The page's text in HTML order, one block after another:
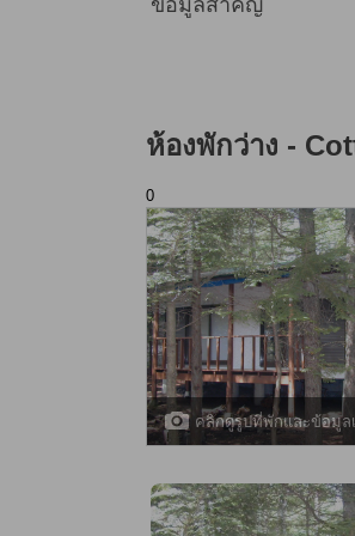
ห้องพักว่าง -
0
คลิกดูรูปที่พักและข้อมูล